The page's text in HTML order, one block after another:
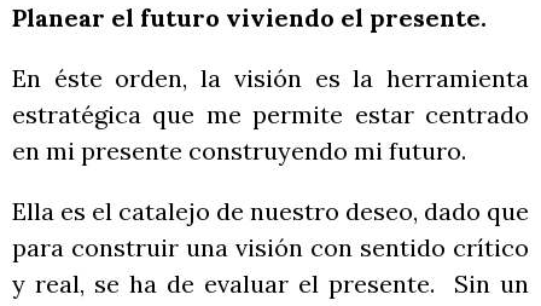
Planear el futuro viviendo el presente.
En éste orden, la visión es la herramienta
estratégica que me permite estar centrado
en mi presente construyendo mi futuro.
Ella es el catalejo de nuestro deseo, dado que
para construir una visión con sentido crítico
y real, se ha de evaluar el presente. Sin un